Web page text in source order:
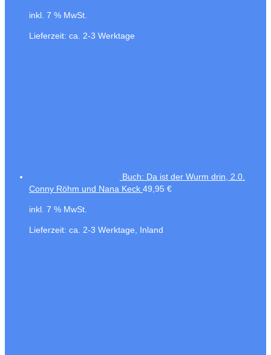
inkl. 7 % MwSt.
Lieferzeit: ca. 2-3 Werktage
Buch: Da ist der Wurm drin, 2.0.
Conny Röhm und Nana Keck 49,95 €
inkl. 7 % MwSt.
Lieferzeit: ca. 2-3 Werktage, Inland